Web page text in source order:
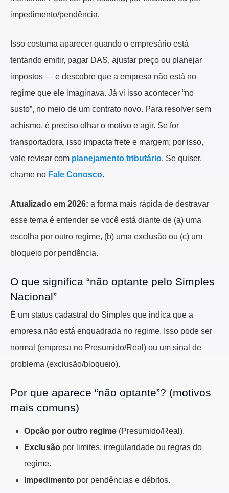
impedimento/pendência.
Isso costuma aparecer quando o empresário está
tentando emitir, pagar DAS, ajustar preço ou planejar
impostos — e descobre que a empresa não está no
regime que ele imaginava. Já vi isso acontecer “no
susto”, no meio de um contrato novo. Para resolver sem
achismo, é preciso olhar o motivo e agir. Se for
transportadora, isso impacta frete e margem; por isso,
vale revisar com planejamento tributário. Se quiser,
chame no Fale Conosco.
Atualizado em 2026: a forma mais rápida de destravar
esse tema é entender se você está diante de (a) uma
escolha por outro regime, (b) uma exclusão ou (c) um
bloqueio por pendência.
O que significa “não optante pelo Simples
Nacional”
É um status cadastral do Simples que indica que a
empresa não está enquadrada no regime. Isso pode ser
normal (empresa no Presumido/Real) ou um sinal de
problema (exclusão/bloqueio).
Por que aparece “não optante”? (motivos
mais comuns)
Opção por outro regime (Presumido/Real).
Exclusão por limites, irregularidade ou regras do
regime.
Impedimento por pendências e débitos.